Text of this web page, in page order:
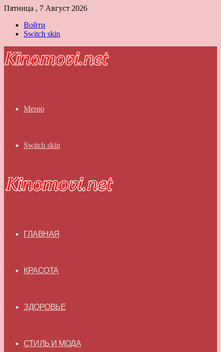
Пятница , 7 Август 2026
Войти
Switch skin
Меню
Switch skin
ГЛАВНАЯ
КРАСОТА
ЗДОРОВЬЕ
СТИЛЬ И МОДА